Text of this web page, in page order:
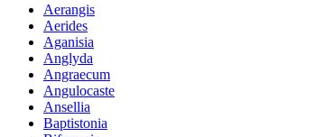
Aerangis
Aerides
Aganisia
Anglyda
Angraecum
Angulocaste
Ansellia
Baptistonia